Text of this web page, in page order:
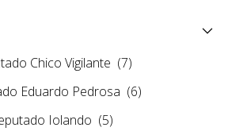
Chico Vigilante (7)
Eduardo Pedrosa (6)
Iolando (5)